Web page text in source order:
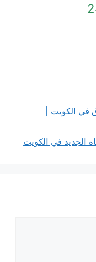
في الكويت |
الجديد في الكويت